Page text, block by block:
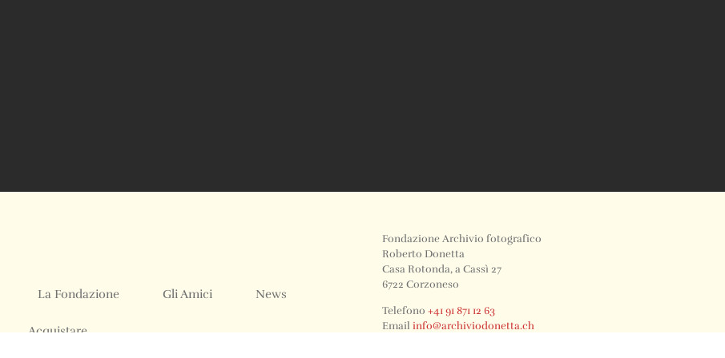
La Fondazione Gli Amici News
Acquistare
Fondazione Archivio fotografico
Roberto Donetta
Casa Rotonda, a Cassì 27
6722 Corzoneso
Telefono +41 91 871 12 63
Email info@archiviodonetta.ch